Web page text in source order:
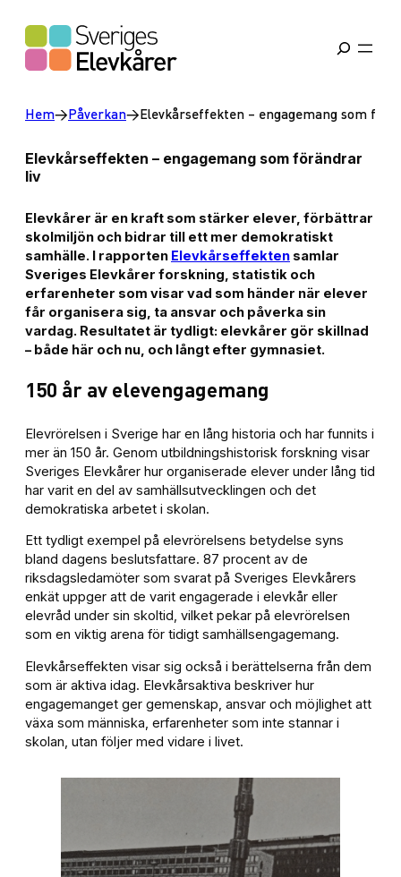
innehåll
Hem→ Påverkan→ Elevkårseffekten – engagemang som
Elevkårseffekten – engagemang som förändrar
liv
Elevkårer är en kraft som stärker elever, förbättrar
skolmiljön och bidrar till ett mer demokratiskt
samhälle. I rapporten Elevkårseffekten samlar
Sveriges Elevkårer forskning, statistik och
erfarenheter som visar vad som händer när elever
får organisera sig, ta ansvar och påverka sin
vardag. Resultatet är tydligt: elevkårer gör skillnad
– både här och nu, och långt efter gymnasiet.
150 år av elevengagemang
Elevrörelsen i Sverige har en lång historia och har funnits i
mer än 150 år. Genom utbildningshistorisk forskning visar
Sveriges Elevkårer hur organiserade elever under lång tid
har varit en del av samhällsutvecklingen och det
demokratiska arbetet i skolan.
Ett tydligt exempel på elevrörelsens betydelse syns
bland dagens beslutsfattare. 87 procent av de
riksdagsledamöter som svarat på Sveriges Elevkårers
enkät uppger att de varit engagerade i elevkår eller
elevråd under sin skoltid, vilket pekar på elevrörelsen
som en viktig arena för tidigt samhällsengagemang.
Elevkårseffekten visar sig också i berättelserna från dem
som är aktiva idag. Elevkårsaktiva beskriver hur
engagemanget ger gemenskap, ansvar och möjlighet att
växa som människa, erfarenheter som inte stannar i
skolan, utan följer med vidare i livet.